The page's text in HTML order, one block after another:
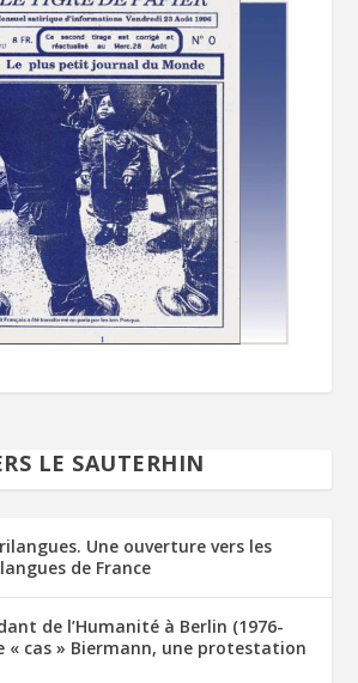
LE SAUTERHIN
Une ouverture vers les
de France
de l’Humanité à Berlin (1976-
« cas » Biermann, une protestation